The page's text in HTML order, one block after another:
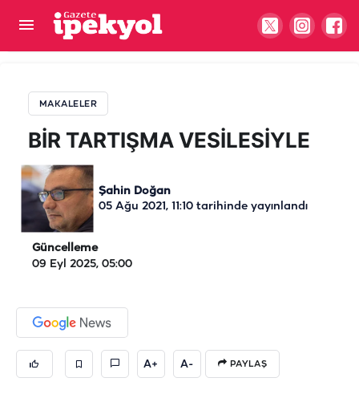
MAKALELER
BİR TARTIŞMA VESİLESİYLE
Şahin Doğan
05 Ağu 2021, 11:10 tarihinde yayınlandı
Güncelleme
09 Eyl 2025, 05:00
A+ A- PAYLAŞ
BİR TARTIŞMA VESİLESİYLE